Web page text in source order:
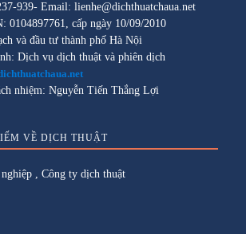
939- Email: lienhe@dichthuatchaua.net
0104897761, cấp ngày 10/09/2010
và đầu tư thành phố Hà Nội
Dịch vụ dịch thuật và phiên dịch
nhiệm: Nguyễn Tiến Thắng Lợi
VỀ DỊCH THUẬT
, Công ty dịch thuật